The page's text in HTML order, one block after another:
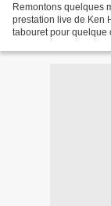
Remontons quelques
prestation live de Ken
tabouret pour quelque